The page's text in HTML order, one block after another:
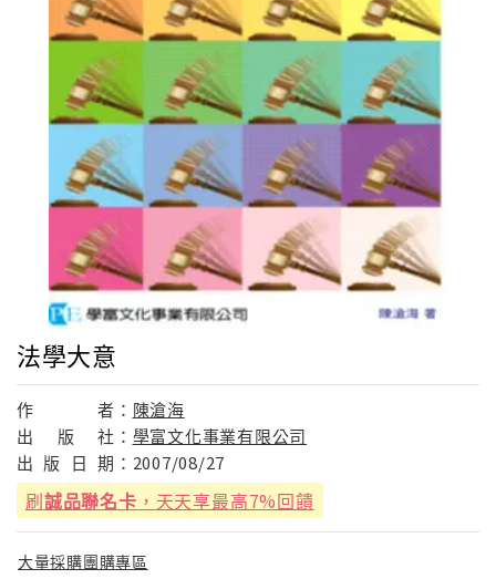
法學大意
作 者： 陳滄海
出
版 社： 學富文化事業有限公司
出 版 日 期： 2007/08/27
刷誠品聯名卡 ，天天享最高7%回饋
大量採購團購專區